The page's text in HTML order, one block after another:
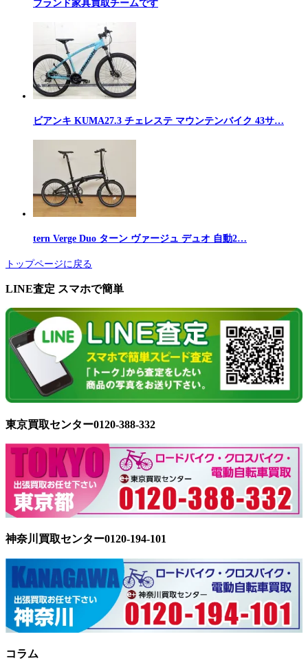
ブランド家具買取チームです
ビアンキ KUMA27.3 チェレステ マウンテンバイク 43サ…
tern Verge Duo ターン ヴァージュ デュオ 自動2…
トップページに戻る
LINE査定 スマホで簡単
東京買取センター0120-388-332
神奈川買取センター0120-194-101
コラム